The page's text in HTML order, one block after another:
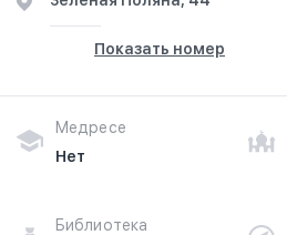
Показать номер
Медресе
Нет
Библиотека